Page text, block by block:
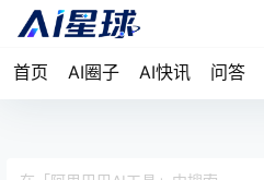
首页 AI圈子 AI快讯 问答